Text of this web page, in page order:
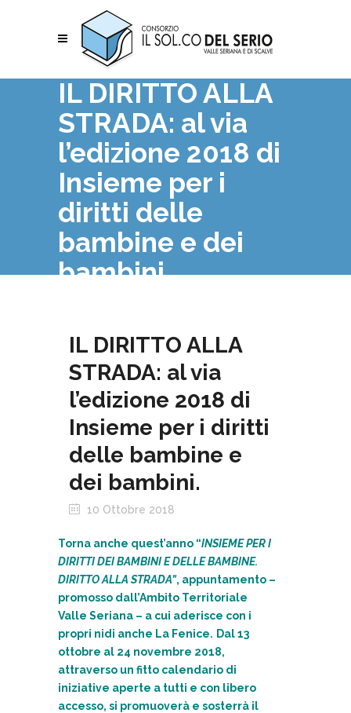
IL DIRITTO ALLA
STRADA: al via
l’edizione 2018 di
Insieme per i
diritti delle
bambine e dei
bambini.
IL DIRITTO ALLA
STRADA: al via
l’edizione 2018 di
Insieme per i diritti
delle bambine e
dei bambini.
10 Ottobre 2018
Torna anche quest’anno “INSIEME PER I
DIRITTI DEI BAMBINI E DELLE BAMBINE.
DIRITTO ALLA STRADA”, appuntamento –
promosso dall’Ambito Territoriale
Valle Seriana – a cui aderisce con i
propri nidi anche La Fenice. Dal 13
ottobre al 24 novembre 2018,
attraverso un fitto calendario di
iniziative aperte a tutti e con libero
accesso, si promuoverà e sosterrà il